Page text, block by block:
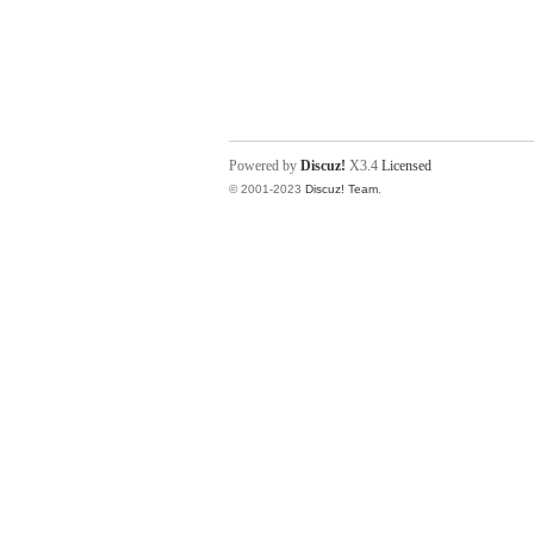
Powered by Discuz! X3.4 Licensed
© 2001-2023 Discuz! Team